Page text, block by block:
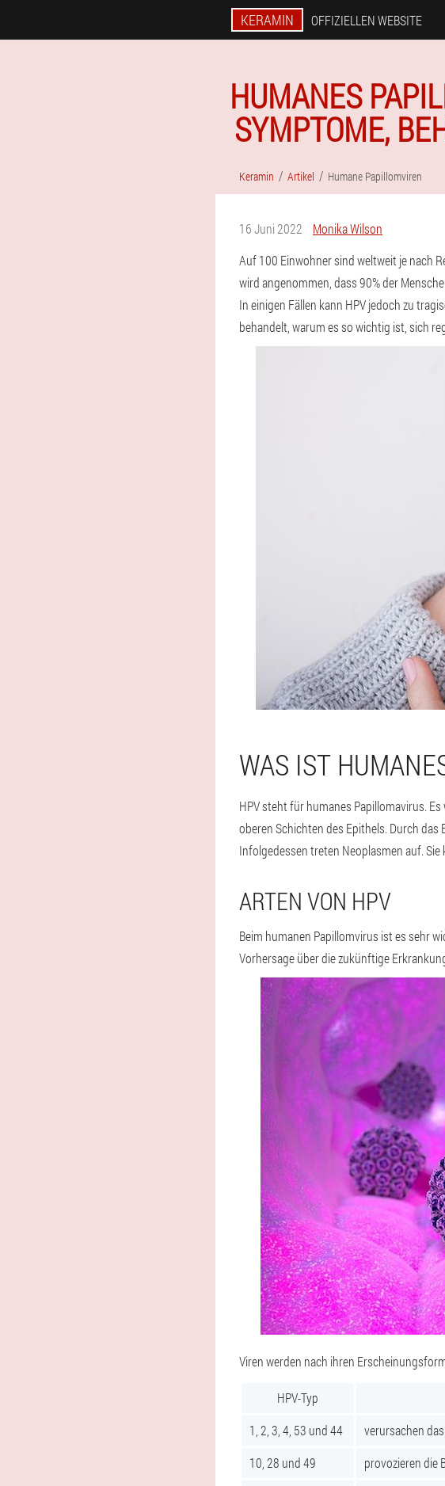
KERAMIN OFFIZIELLEN WEBSITE
HUMANES
SYMPTOME,
Keramin Artikel Humane Papillomviren
16 Juni 2022
Monika Wilson
Auf 100 Einwohner sind weltweit je nach
wird angenommen, dass 90% der
In einigen Fällen kann HPV jedoch zu
behandelt, warum es so wichtig ist, sich
WAS IST
HPV steht für humanes Papillomavirus.
oberen Schichten des Epithels. Durch
Infolgedessen treten Neoplasmen auf.
ARTEN VON HPV
Beim humanen Papillomvirus ist es sehr
Vorhersage über die zukünftige
Viren werden nach ihren
HPV-Typ
1, 2, 3, 4, 53 und 44
verursachen
10, 28 und 49
provozieren die